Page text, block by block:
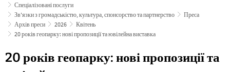
Спеціалізовані послуги
Зв'язки з громадськістю, культура, спонсорство та партнерство
Преса
Архів преси
2026
Квітень
20 років геопарку: нові пропозиції та ювілейна виставка
20 років геопарку: нові пропозиції та